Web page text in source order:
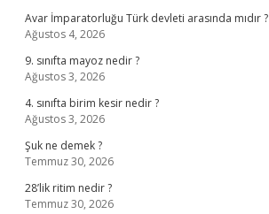
Avar İmparatorluğu Türk devleti arasında mıdır ?
Ağustos 4, 2026
9. sınıfta mayoz nedir ?
Ağustos 3, 2026
4. sınıfta birim kesir nedir ?
Ağustos 3, 2026
Şuk ne demek ?
Temmuz 30, 2026
28’lik ritim nedir ?
Temmuz 30, 2026